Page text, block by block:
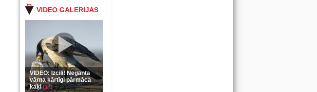
VIDEO GALERIJAS
VIDEO: Izcili! Neganta
vārna kārtīgi pārmāca
kaķi(37)